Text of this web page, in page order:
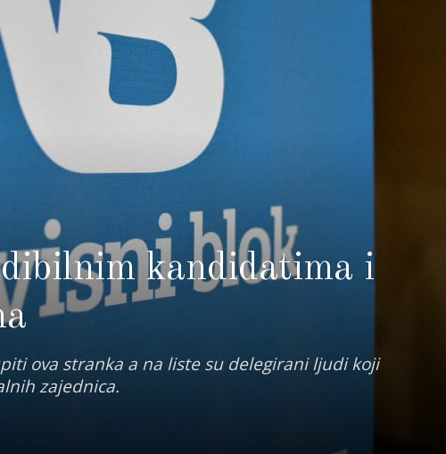
kandidatima i
ova stranka a na liste su delegirani ljudi koji
zajednica.